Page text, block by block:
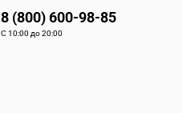
8 (800) 600-98-85
С 10:00 до 20:00